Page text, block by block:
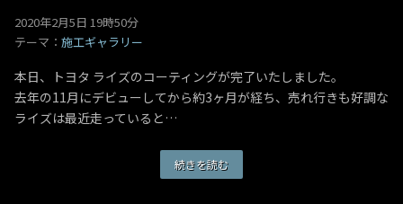
2020年2月5日 19時50分
テーマ： 施工ギャラリー
本日、トヨタ ライズのコーティングが完了いたしました。
去年の11月にデビューしてから約3ヶ月が経ち、売れ行きも好調な
ライズは最近走っていると…
続きを読む